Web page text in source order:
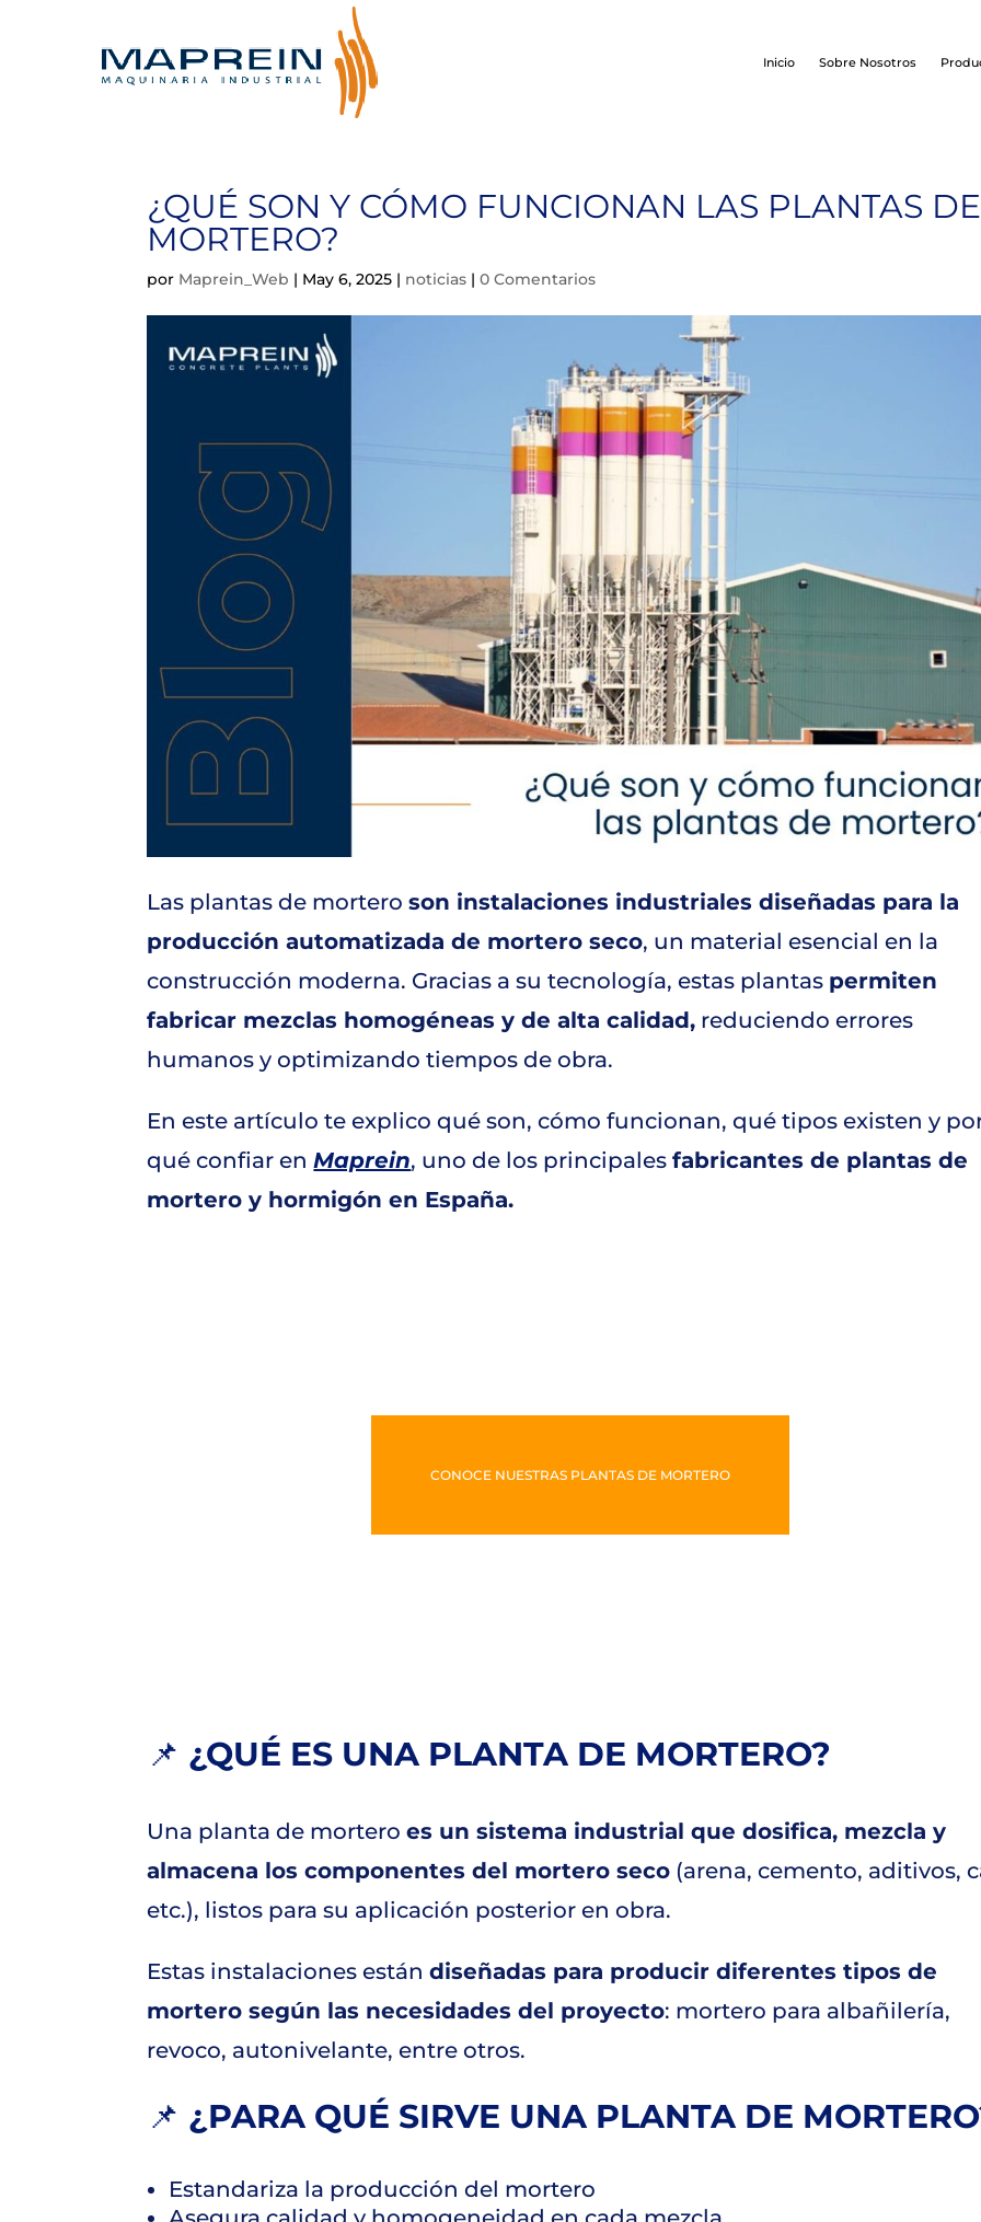
Inicio Sobre Nosotros
¿QUÉ SON Y CÓMO FUNCIONAN LAS PLANTAS DE
MORTERO?
por Maprein_Web | May 6, 2025 | noticias |0 Comentarios
Las plantas de morteroson instalaciones industriales diseñadas para la
producción automatizada de mortero seco, un material esencial en la
construcción moderna. Gracias a su tecnología, estas plantas permiten
fabricar mezclas homogéneas y de alta calidad, reduciendo errores
humanos y optimizando tiempos de obra.
En este artículo te explico qué son, cómo funcionan, qué tipos existen y
qué confiar enMaprein, uno de los principalesfabricantes de plantas de
mortero y hormigón en España.
CONOCE NUESTRAS PLANTAS DE MORTERO
📌 ¿QUÉ ES UNA PLANTA DE MORTERO?
Una planta de morteroes un sistema industrial que dosifica, mezcla y
almacena los componentes del mortero seco (arena, cemento, aditivos,
etc.), listos para su aplicación posterior en obra.
Estas instalaciones estándiseñadas para producir diferentes tipos de
mortero según las necesidades del proyecto: mortero para albañilería,
revoco, autonivelante, entre otros.
📌 ¿PARA QUÉ SIRVE UNA PLANTA DE
Estandariza la producción del mortero